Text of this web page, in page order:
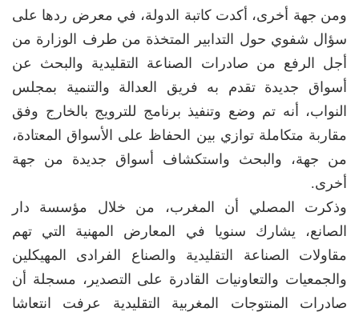
ومن جهة أخرى، أكدت كاتبة الدولة، في معرض ردها على
سؤال شفوي حول التدابير المتخذة من طرف الوزارة من
أجل الرفع من صادرات الصناعة التقليدية والبحث عن
أسواق جديدة تقدم به فريق العدالة والتنمية بمجلس
النواب، أنه تم وضع وتنفيذ برنامج للترويج بالخارج وفق
مقاربة متكاملة توازي بين الحفاظ على الأسواق المعتادة،
من جهة، والبحث واستكشاف أسواق جديدة من جهة
أخرى.
وذكرت المصلي أن المغرب، من خلال مؤسسة دار
الصانع، يشارك سنويا في المعارض المهنية التي تهم
مقاولات الصناعة التقليدية والصناع الفرادى المهيكلين
والجمعيات والتعاونيات القادرة على التصدير، مسجلة أن
صادرات المنتوجات المغربية التقليدية عرفت انتعاشا